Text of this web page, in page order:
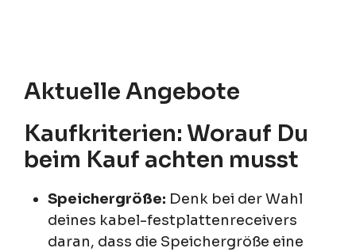
Aktuelle Angebote
Kaufkriterien: Worauf Du
beim Kauf achten musst
Speichergröße: Denk bei der Wahl
deines kabel-festplattenreceivers
daran, dass die Speichergröße eine